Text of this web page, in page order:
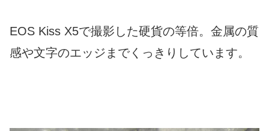
EOS Kiss X5で撮影した硬貨の等倍。金属の質
感や文字のエッジまでくっきりしています。